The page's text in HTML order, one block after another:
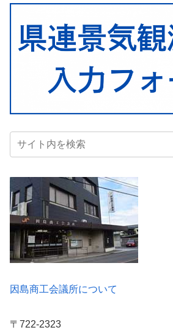
因島商工会議所について
〒722-2323